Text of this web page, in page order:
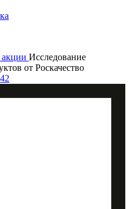
Исследование
от Роскачество